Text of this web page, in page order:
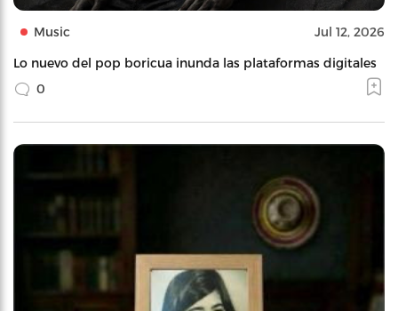
Music Jul 12, 2026
Lo nuevo del pop boricua inunda las plataformas digitales
0